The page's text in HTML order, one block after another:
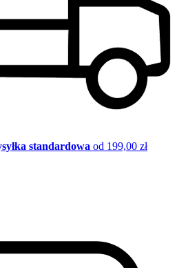
standardowa od 199,00 zł